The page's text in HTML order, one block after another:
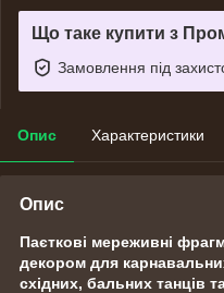
Що таке купити з
Замовлення під
Опис Характеристики
Опис
Паєткові мереживні
декором для
східних, бальних танців